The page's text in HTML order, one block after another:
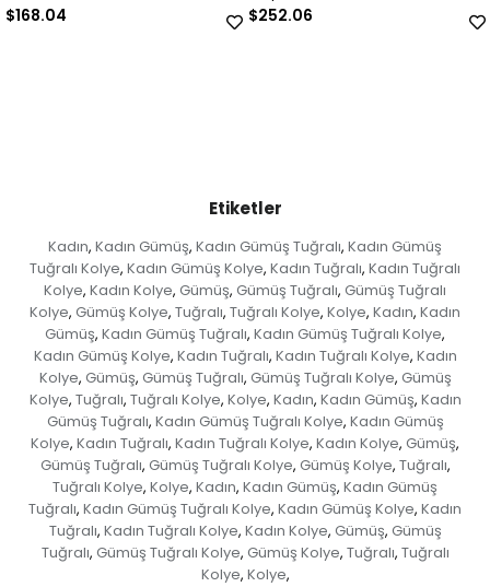
$168.04 $252.06
Etiketler
Kadın, Kadın Gümüş, Kadın Gümüş Tuğralı, Kadın Gümüş
Tuğralı Kolye, Kadın Gümüş Kolye, Kadın Tuğralı, Kadın Tuğralı
Kolye, Kadın Kolye, Gümüş, Gümüş Tuğralı, Gümüş Tuğralı
Kolye, Gümüş Kolye, Tuğralı, Tuğralı Kolye, Kolye, Kadın, Kadın
Gümüş, Kadın Gümüş Tuğralı, Kadın Gümüş Tuğralı Kolye,
Kadın Gümüş Kolye, Kadın Tuğralı, Kadın Tuğralı Kolye, Kadın
Kolye, Gümüş, Gümüş Tuğralı, Gümüş Tuğralı Kolye, Gümüş
Kolye, Tuğralı, Tuğralı Kolye, Kolye, Kadın, Kadın Gümüş, Kadın
Gümüş Tuğralı, Kadın Gümüş Tuğralı Kolye, Kadın Gümüş
Kolye, Kadın Tuğralı, Kadın Tuğralı Kolye, Kadın Kolye, Gümüş,
Gümüş Tuğralı, Gümüş Tuğralı Kolye, Gümüş Kolye, Tuğralı,
Tuğralı Kolye, Kolye, Kadın, Kadın Gümüş, Kadın Gümüş
Tuğralı, Kadın Gümüş Tuğralı Kolye, Kadın Gümüş Kolye, Kadın
Tuğralı, Kadın Tuğralı Kolye, Kadın Kolye, Gümüş, Gümüş
Tuğralı, Gümüş Tuğralı Kolye, Gümüş Kolye, Tuğralı, Tuğralı
Kolye, Kolye,